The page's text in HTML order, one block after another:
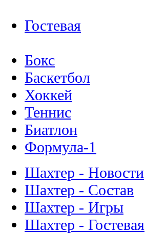
Гостевая
Бокс
Баскетбол
Хоккей
Теннис
Биатлон
Формула-1
Шахтер - Новости
Шахтер - Состав
Шахтер - Игры
Шахтер - Гостевая